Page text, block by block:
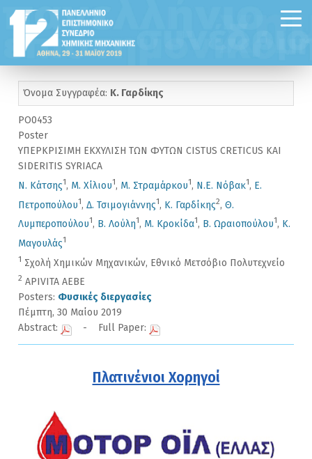
Όνομα Συγγραφέα: Κ. Γαρδίκης
PO0453
Poster
ΥΠΕΡΚΡΙΣΙΜΗ ΕΚΧΥΛΙΣΗ ΤΩΝ ΦΥΤΩΝ CISTUS CRETICUS ΚΑΙ
SIDERITIS SYRIACA
Ν. Κάτσης1, Μ. Χίλιου1, Μ. Στραμάρκου1, Ν.Ε. Νόβακ1, Ε.
Πετροπούλου1, Δ. Τσιμογιάννης1, Κ. Γαρδίκης2, Θ.
Λυμπεροπούλου1, Β. Λούλη1, Μ. Κροκίδα1, Β. Ωραιοπούλου1, Κ.
Μαγουλάς1
1 Σχολή Χημικών Μηχανικών, Εθνικό Μετσόβιο Πολυτεχνείο
2 APIVITA AEBE
Posters: Φυσικές διεργασίες
Πέμπτη, 30 Μαίου 2019
Abstract:
- Full Paper:
Πλατινένιοι Χορηγοί